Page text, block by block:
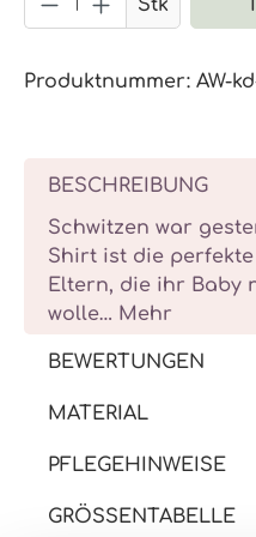
Stk
Produktnummer: AW-
BESCHREIBUNG
Schwitzen war
Shirt ist die
Eltern, die ihr Baby
wolle… Mehr
BEWERTUNGEN
MATERIAL
PFLEGEHINWEISE
GRÖSSENTABELLE